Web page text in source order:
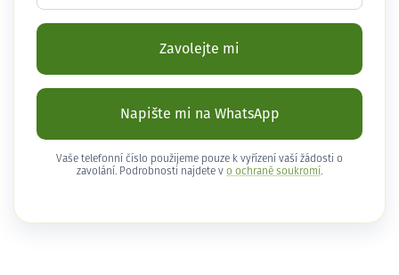
Zavolejte mi
Napište mi na WhatsApp
Vaše telefonní číslo použijeme pouze k vyřízení vaší žádosti o
zavolání. Podrobnosti najdete v o ochraně soukromí .